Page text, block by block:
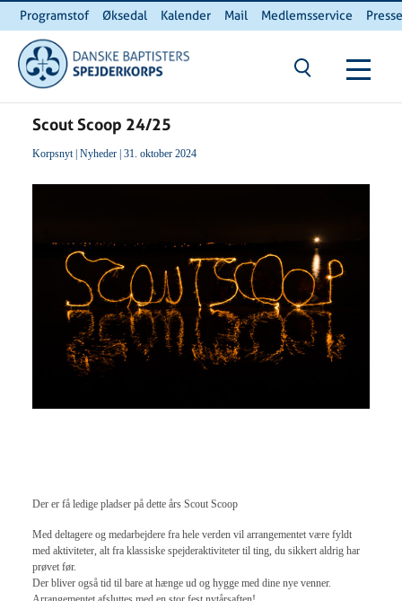
Programstof Øksedal Kalender Mail Medlemsservice
INTERNnet
Du er her:
Scout Scoop 24/25
Korpsnyt| Nyheder| 31. oktober 2024
Der er få ledige pladser på dette års Scout Scoop
Med deltagere og medarbejdere fra hele verden vil arrangementet være fyldt
med aktiviteter, alt fra klassiske spejderaktiviteter til ting, du sikkert aldrig har
prøvet før.
Der bliver også tid til bare at hænge ud og hygge med dine nye venner.